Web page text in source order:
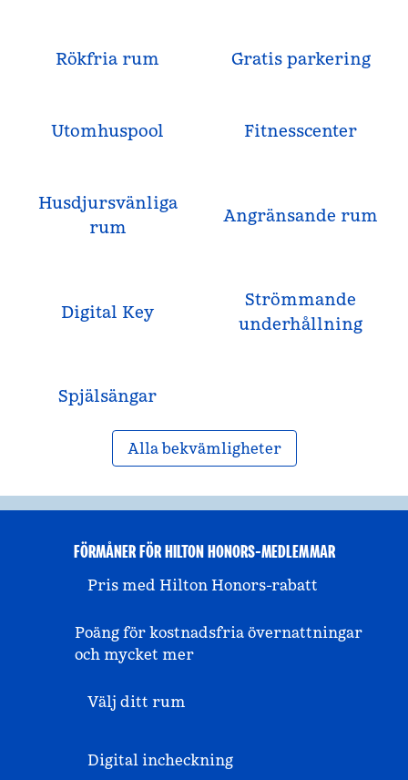
Rökfria rum Gratis parkering
Utomhuspool Fitnesscenter
Husdjursvänliga
rum
Angränsande rum
Digital Key
Strömmande
underhållning
Spjälsängar
Alla bekvämligheter
FÖRMÅNER FÖR HILTON HONORS-MEDLEMMAR
Pris med Hilton Honors-rabatt
Poäng för kostnadsfria övernattningar
och mycket mer
Välj ditt rum
Digital incheckning